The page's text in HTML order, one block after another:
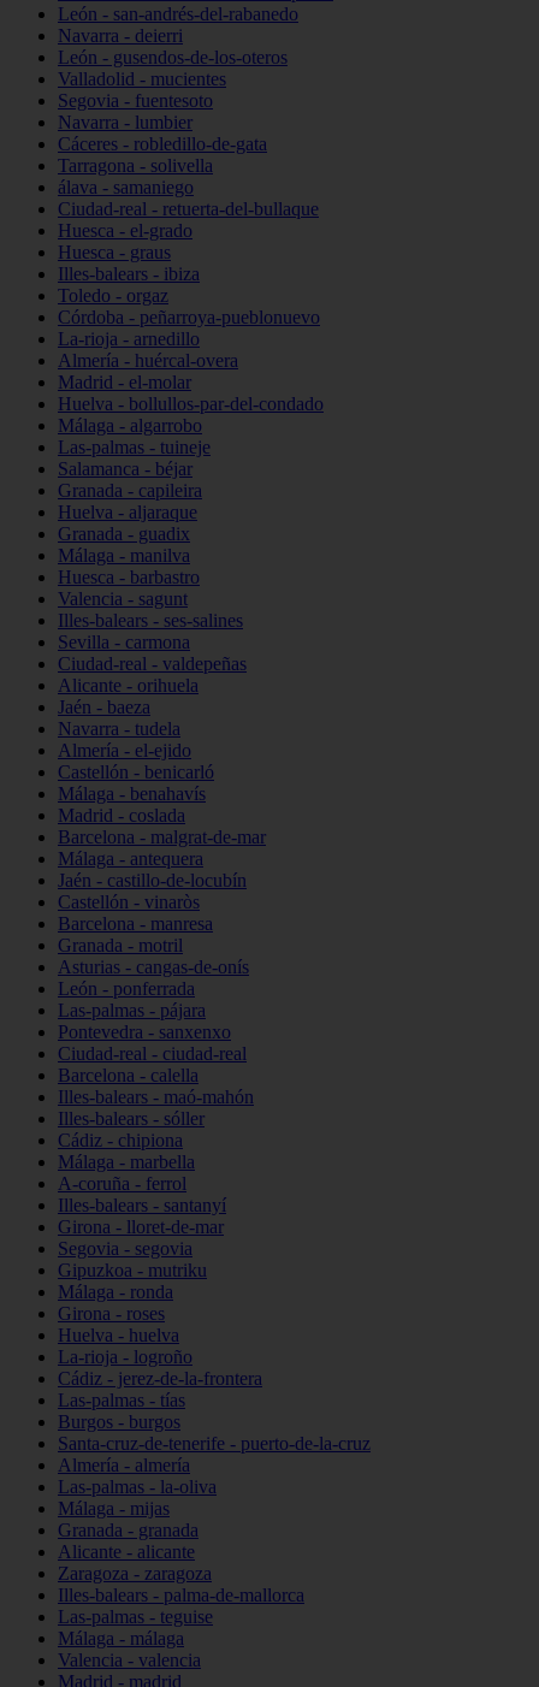
León - san-andrés-del-rabanedo
Navarra - deierri
León - gusendos-de-los-oteros
Valladolid - mucientes
Segovia - fuentesoto
Navarra - lumbier
Cáceres - robledillo-de-gata
Tarragona - solivella
álava - samaniego
Ciudad-real - retuerta-del-bullaque
Huesca - el-grado
Huesca - graus
Illes-balears - ibiza
Toledo - orgaz
Córdoba - peñarroya-pueblonuevo
La-rioja - arnedillo
Almería - huércal-overa
Madrid - el-molar
Huelva - bollullos-par-del-condado
Málaga - algarrobo
Las-palmas - tuineje
Salamanca - béjar
Granada - capileira
Huelva - aljaraque
Granada - guadix
Málaga - manilva
Huesca - barbastro
Valencia - sagunt
Illes-balears - ses-salines
Sevilla - carmona
Ciudad-real - valdepeñas
Alicante - orihuela
Jaén - baeza
Navarra - tudela
Almería - el-ejido
Castellón - benicarló
Málaga - benahavís
Madrid - coslada
Barcelona - malgrat-de-mar
Málaga - antequera
Jaén - castillo-de-locubín
Castellón - vinaròs
Barcelona - manresa
Granada - motril
Asturias - cangas-de-onís
León - ponferrada
Las-palmas - pájara
Pontevedra - sanxenxo
Ciudad-real - ciudad-real
Barcelona - calella
Illes-balears - maó-mahón
Illes-balears - sóller
Cádiz - chipiona
Málaga - marbella
A-coruña - ferrol
Illes-balears - santanyí
Girona - lloret-de-mar
Segovia - segovia
Gipuzkoa - mutriku
Málaga - ronda
Girona - roses
Huelva - huelva
La-rioja - logroño
Cádiz - jerez-de-la-frontera
Las-palmas - tías
Burgos - burgos
Santa-cruz-de-tenerife - puerto-de-la-cruz
Almería - almería
Las-palmas - la-oliva
Málaga - mijas
Granada - granada
Alicante - alicante
Zaragoza - zaragoza
Illes-balears - palma-de-mallorca
Las-palmas - teguise
Málaga - málaga
Valencia - valencia
Madrid - madrid